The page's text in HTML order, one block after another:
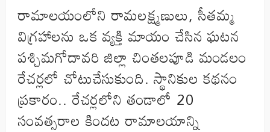
రామాలయంలోని రామలక్ష్మణులు, సీతమ్మ
విగ్రహాలను ఒక వ్యక్తి మాయం చేసిన ఘటన
పశ్చిమగోదావరి జిల్లా చింతలపూడి మండలం
రేచర్లలో చోటుచేసుకుంది. స్థానికుల కథనం
ప్రకారం.. రేచర్లలోని తండాలో 20
సంవత్సరాల కిందట రామాలయాన్ని